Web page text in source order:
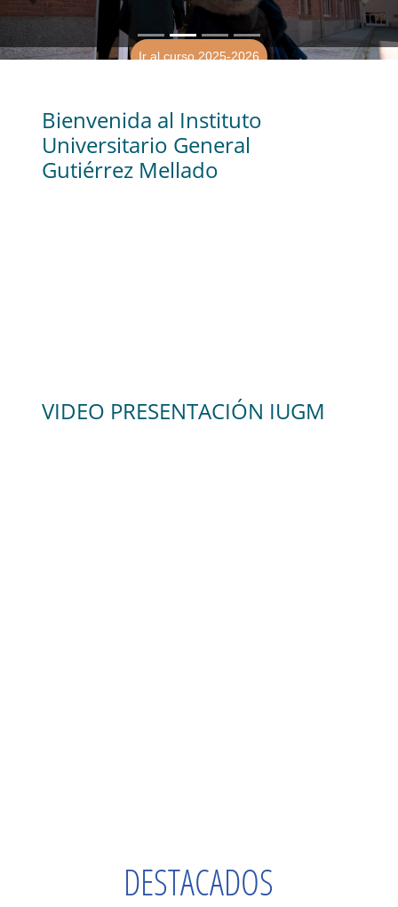
Destacado anterior
Ir al curso 2025-2026
Bienvenida al Instituto
Universitario General
Gutiérrez Mellado
VIDEO PRESENTACIÓN IUGM
DESTACADOS